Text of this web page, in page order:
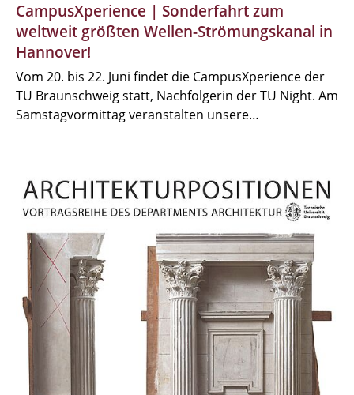
CampusXperience | Sonderfahrt zum
weltweit größten Wellen-Strömungskanal in
Hannover!
Vom 20. bis 22. Juni findet die CampusXperience der
TU Braunschweig statt, Nachfolgerin der TU Night. Am
Samstagvormittag veranstalten unsere…